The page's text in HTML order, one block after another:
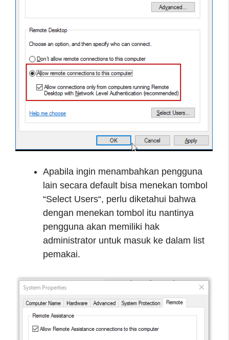
Apabila ingin menambahkan pengguna
lain secara default bisa menekan tombol
“Select Users“, perlu diketahui bahwa
dengan menekan tombol itu nantinya
pengguna akan memiliki hak
administrator untuk masuk ke dalam list
pemakai.